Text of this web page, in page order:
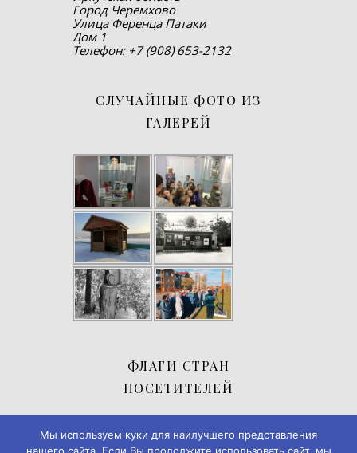
Город Черемхово
Улица Ференца Патаки
Дом 1
Телефон: +7 (908) 653-2132
СЛУЧАЙНЫЕ ФОТО ИЗ
ГАЛЕРЕЙ
ФЛАГИ СТРАН
ПОСЕТИТЕЛЕЙ
Мы используем куки для наилучшего представления